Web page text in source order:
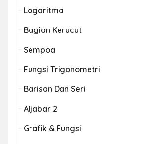
Logaritma
Bagian Kerucut
Sempoa
Fungsi Trigonometri
Barisan Dan Seri
Aljabar 2
Grafik & Fungsi